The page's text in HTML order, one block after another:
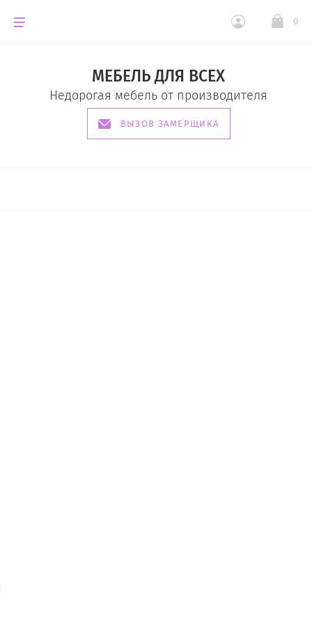
0
МЕБЕЛЬ ДЛЯ ВСЕХ
Недорогая мебель от производителя
ВЫЗОВ ЗАМЕРЩИКА